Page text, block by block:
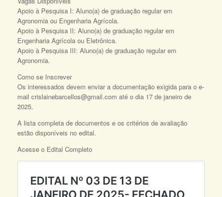
Apoio à Pesquisa I: Aluno(a) de graduação regular em
Agronomia ou Engenharia Agrícola.
Apoio à Pesquisa II: Aluno(a) de graduação regular em
Engenharia Agrícola ou Eletrônica.
Apoio à Pesquisa III: Aluno(a) de graduação regular em
Agronomia.
Como se Inscrever
Os interessados devem enviar a documentação exigida para o e-
mail crislainebarcellos@gmail.com até o dia 17 de janeiro de
2025.
A lista completa de documentos e os critérios de avaliação
estão disponíveis no edital.
Acesse o Edital Completo